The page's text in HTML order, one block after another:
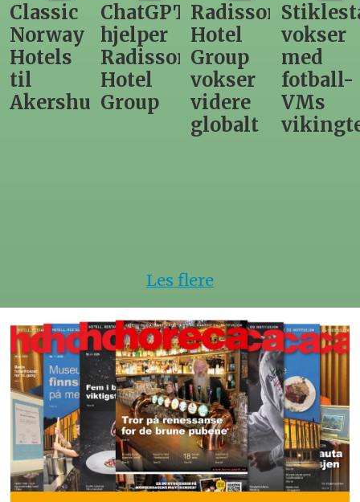
ChatGPT
hjelper
Radisson
Group
Radisson
Hotel
Group
vokser
videre
globalt
Stiklestad
vokser
med
fotball-
VMs
Fra
til
nytt
Les flere